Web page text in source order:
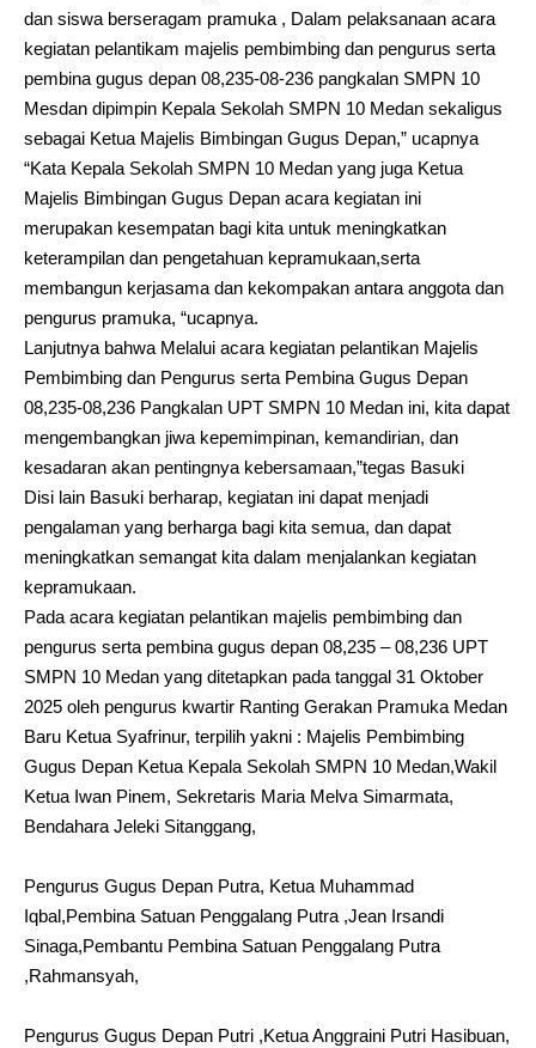
dan siswa berseragam pramuka , Dalam pelaksanaan acara
kegiatan pelantikam majelis pembimbing dan pengurus serta
pembina gugus depan 08,235-08-236 pangkalan SMPN 10
Mesdan dipimpin Kepala Sekolah SMPN 10 Medan sekaligus
sebagai Ketua Majelis Bimbingan Gugus Depan,” ucapnya
“Kata Kepala Sekolah SMPN 10 Medan yang juga Ketua
Majelis Bimbingan Gugus Depan acara kegiatan ini
merupakan kesempatan bagi kita untuk meningkatkan
keterampilan dan pengetahuan kepramukaan,serta
membangun kerjasama dan kekompakan antara anggota dan
pengurus pramuka, “ucapnya.
Lanjutnya bahwa Melalui acara kegiatan pelantikan Majelis
Pembimbing dan Pengurus serta Pembina Gugus Depan
08,235-08,236 Pangkalan UPT SMPN 10 Medan ini, kita dapat
mengembangkan jiwa kepemimpinan, kemandirian, dan
kesadaran akan pentingnya kebersamaan,”tegas Basuki
Disi lain Basuki berharap, kegiatan ini dapat menjadi
pengalaman yang berharga bagi kita semua, dan dapat
meningkatkan semangat kita dalam menjalankan kegiatan
kepramukaan.
Pada acara kegiatan pelantikan majelis pembimbing dan
pengurus serta pembina gugus depan 08,235 – 08,236 UPT
SMPN 10 Medan yang ditetapkan pada tanggal 31 Oktober
2025 oleh pengurus kwartir Ranting Gerakan Pramuka Medan
Baru Ketua Syafrinur, terpilih yakni : Majelis Pembimbing
Gugus Depan Ketua Kepala Sekolah SMPN 10 Medan,Wakil
Ketua Iwan Pinem, Sekretaris Maria Melva Simarmata,
Bendahara Jeleki Sitanggang,
Pengurus Gugus Depan Putra, Ketua Muhammad
Iqbal,Pembina Satuan Penggalang Putra ,Jean Irsandi
Sinaga,Pembantu Pembina Satuan Penggalang Putra
,Rahmansyah,
Pengurus Gugus Depan Putri ,Ketua Anggraini Putri Hasibuan,